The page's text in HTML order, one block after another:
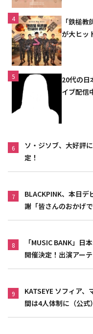
4
「鉄槌
が大ヒッ
5
20代の日
イブ配信
6
ソ・ジソブ、大好評
定！
7
BLACKPINK、本日
謝「皆さんのおかげ
8
「MUSIC BANK」日
開催決定！出演アー
9
KATSEYE ソフィア
間は4人体制に（公式）